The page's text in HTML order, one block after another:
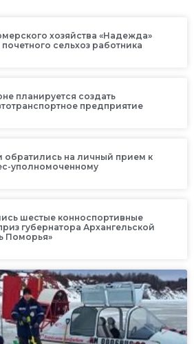
хозяйства «Надежда»
сельхоз работника
планируется создать
предприятие
на личный прием к
уполномоченному
шестые конноспортивные
губернатора Архангельской
Поморья»